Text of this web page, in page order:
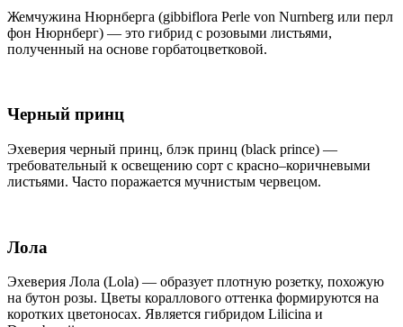
Жемчужина Нюрнберга (gibbiflora Perle von Nurnberg или перл
фон Нюрнберг) — это гибрид с розовыми листьями,
полученный на основе горбатоцветковой.
Черный принц
Эхеверия черный принц, блэк принц (black prince) —
требовательный к освещению сорт с красно–коричневыми
листьями. Часто поражается мучнистым червецом.
Лола
Эхеверия Лола (Lola) — образует плотную розетку, похожую
на бутон розы. Цветы кораллового оттенка формируются на
коротких цветоносах. Является гибридом Lilicina и